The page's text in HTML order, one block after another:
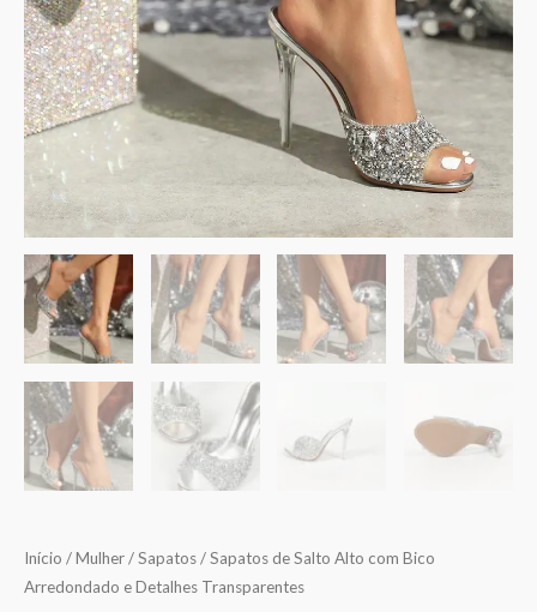
Início /Mulher/Sapatos/ Sapatos de Salto Alto com Bico
Arredondado e Detalhes Transparentes